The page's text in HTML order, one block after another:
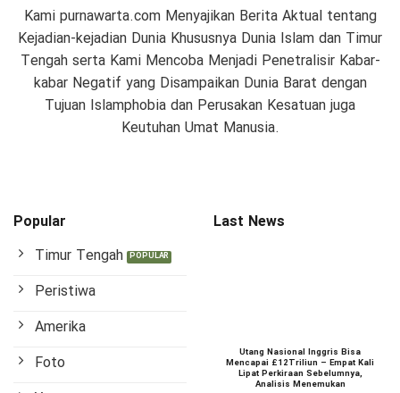
Kami purnawarta.com Menyajikan Berita Aktual tentang
Kejadian-kejadian Dunia Khususnya Dunia Islam dan Timur
Tengah serta Kami Mencoba Menjadi Penetralisir Kabar-
kabar Negatif yang Disampaikan Dunia Barat dengan
Tujuan Islamphobia dan Perusakan Kesatuan juga
Keutuhan Umat Manusia.
Popular
Timur Tengah
Peristiwa
Amerika
Foto
Last News
Utang Nasional Inggris Bisa
Mencapai £12Triliun – Empat Kali
Lipat Perkiraan Sebelumnya,
Analisis Menemukan